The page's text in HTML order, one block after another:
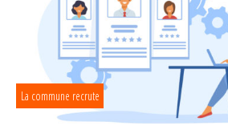
La commune recrute